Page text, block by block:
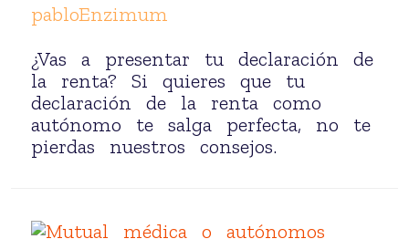
pabloEnzimum
¿Vas a presentar tu declaración de
la renta? Si quieres que tu
declaración de la renta como
autónomo te salga perfecta, no te
pierdas nuestros consejos.